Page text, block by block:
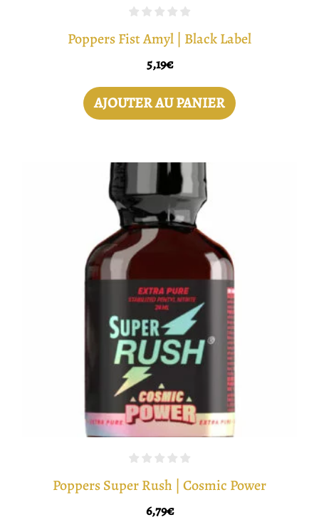
Poppers Fist Amyl | Black Label
5,19€
AJOUTER AU PANIER
Poppers Super Rush | Cosmic Power
6,79€